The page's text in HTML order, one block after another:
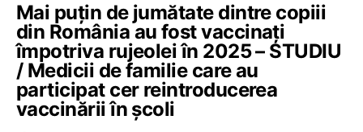
Mai puțin de jumătate dintre copiii
din România au fost vaccinați
împotriva rujeolei în 2025 – STUDIU
/ Medicii de familie care au
participat cer reintroducerea
vaccinării în școli